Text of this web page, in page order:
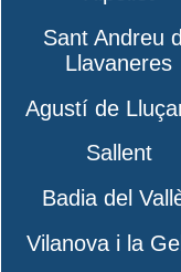
Sant Andreu
Llavaneres
Agustí de
Sallent
Badia del
Vilanova i la